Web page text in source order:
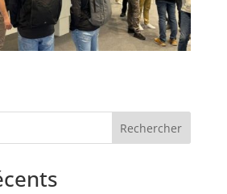
Rechercher